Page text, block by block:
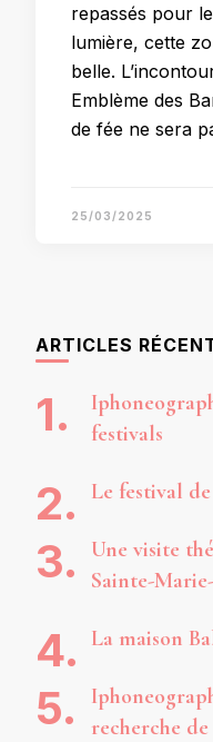
repassés pour
lumière, cette
belle.
Emblème des
de fée ne sera
25/03/2025
ARTICLES
festivals
Le festival
Une visite
Sainte-
La maison
recherche